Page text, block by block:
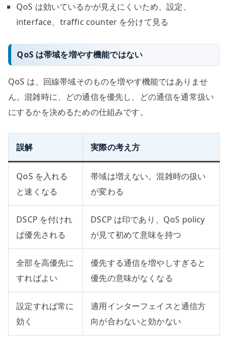
QoS は効いているかが見えにくいため、設定、
interface、traffic counter を分けて見る
QoS は帯域を増やす機能ではない
QoS は、回線帯域そのものを増やす機能ではありませ
ん。混雑時に、どの通信を優先し、どの通信を通常扱い
にするかを決めるための仕組みです。
誤解 実際の考え方
QoS を入れる
と速くなる
帯域は増えない。混雑時の扱い
が変わる
DSCP を付けれ
ば優先される
DSCP は印であり、QoS policy
が見て初めて意味を持つ
全部を高優先に
すればよい
優先する通信を増やしすぎると
優先の意味がなくなる
設定すれば常に
効く
適用インターフェイスと通信方
向が合わないと効かない